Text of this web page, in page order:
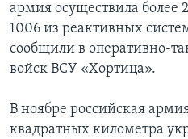
армия осуществила более
1006 из реактивных
сообщили в оперативно-
войск ВСУ «Хортица».
В ноябре российская
квадратных километра